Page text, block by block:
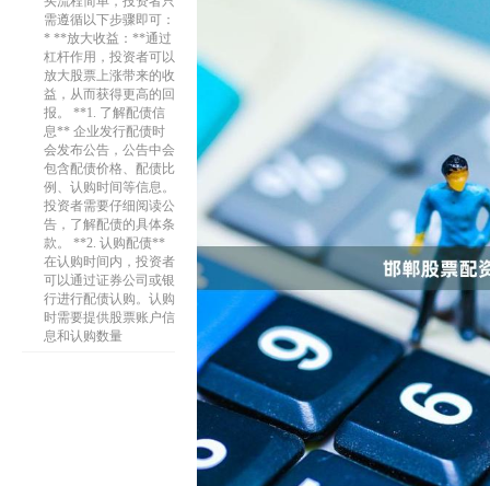
需遵循以下步骤即可：
* **放大收益：**通过
杠杆作用，投资者可以
放大股票上涨带来的收
益，从而获得更高的回
报。 **1. 了解配债信
息** 企业发行配债时
会发布公告，公告中会
包含配债价格、配债比
例、认购时间等信息。
投资者需要仔细阅读公
告，了解配债的具体条
款。 **2. 认购配债**
在认购时间内，投资者
可以通过证券公司或银
行进行配债认购。认购
时需要提供股票账户信
息和认购数量